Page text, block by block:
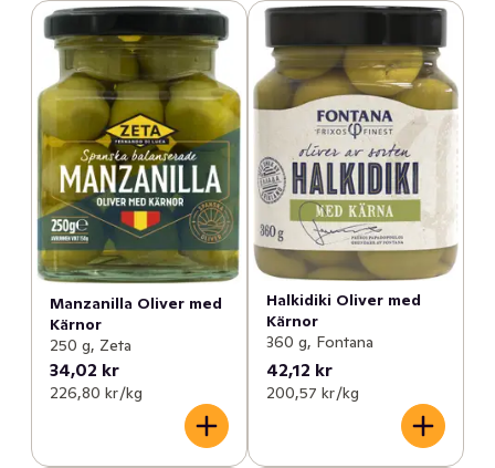
Manzanilla Oliver med
Kärnor
250 g, Zeta
34,02 kr
226,80 kr /kg
Halkidiki Oliver med
Kärnor
360 g, Fontana
42,12 kr
200,57 kr /kg